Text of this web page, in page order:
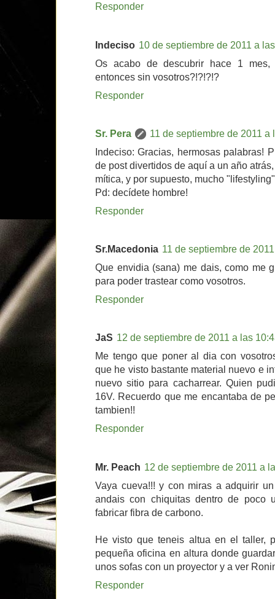
Responder
Indeciso 10 de septiembre de 2011 a
Os acabo de descubrir hace 1
entonces sin vosotros?!?!?!?
Responder
Sr. Pera
11 de septiembre de 2011 a
Indeciso: Gracias, hermosas palabras!
de post divertidos de aquí a un año
mítica, y por supuesto, mucho
Pd: decídete hombre!
Responder
Sr.Macedonia 11 de septiembre de
Que envidia (sana) me dais, como me
para poder trastear como vosotros.
Responder
JaS 12 de septiembre de 2011 a las
Me tengo que poner al dia con
que he visto bastante material nuevo e
nuevo sitio para cacharrear. Quien
16V. Recuerdo que me encantaba de
tambien!!
Responder
Mr. Peach 12 de septiembre de 2011 a
Vaya cueva!!! y con miras a adquirir
andais con chiquitas dentro de poco
fabricar fibra de carbono.
He visto que teneis altua en el taller,
pequeña oficina en altura donde
unos sofas con un proyector y a ver
Responder